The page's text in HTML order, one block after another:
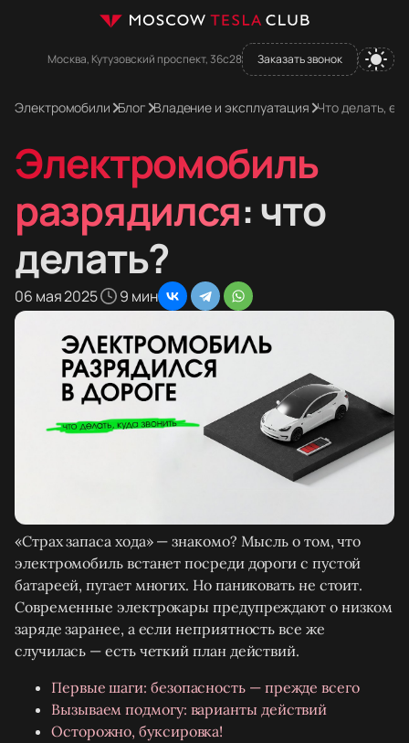
Москва, Кутузовский проспект, 36с28 Заказать звонок
Электромобили Блог Владение и эксплуатация Что делать,
Электромобиль
разрядился: что
делать?
06 мая 2025 9 мин
«Страх запаса хода» — знакомо? Мысль о том, что
электромобиль встанет посреди дороги с пустой
батареей, пугает многих. Но паниковать не стоит.
Современные электрокары предупреждают о низком
заряде заранее, а если неприятность все же
случилась — есть четкий план действий.
Первые шаги: безопасность — прежде всего
Вызываем подмогу: варианты действий
Осторожно, буксировка!